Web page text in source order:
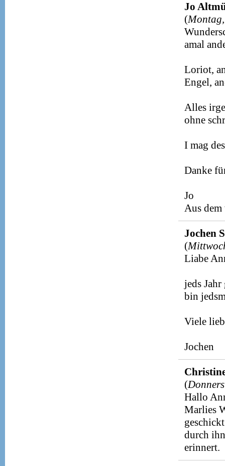
Jo
(
amal
Loriot,
Engel,
Alles
ohne
I mag
Danke
Jo
Aus
Jochen
(
Liabe
jeds
bin
Viele
Jochen
(
Hallo
Marlies
durch
erinnert.